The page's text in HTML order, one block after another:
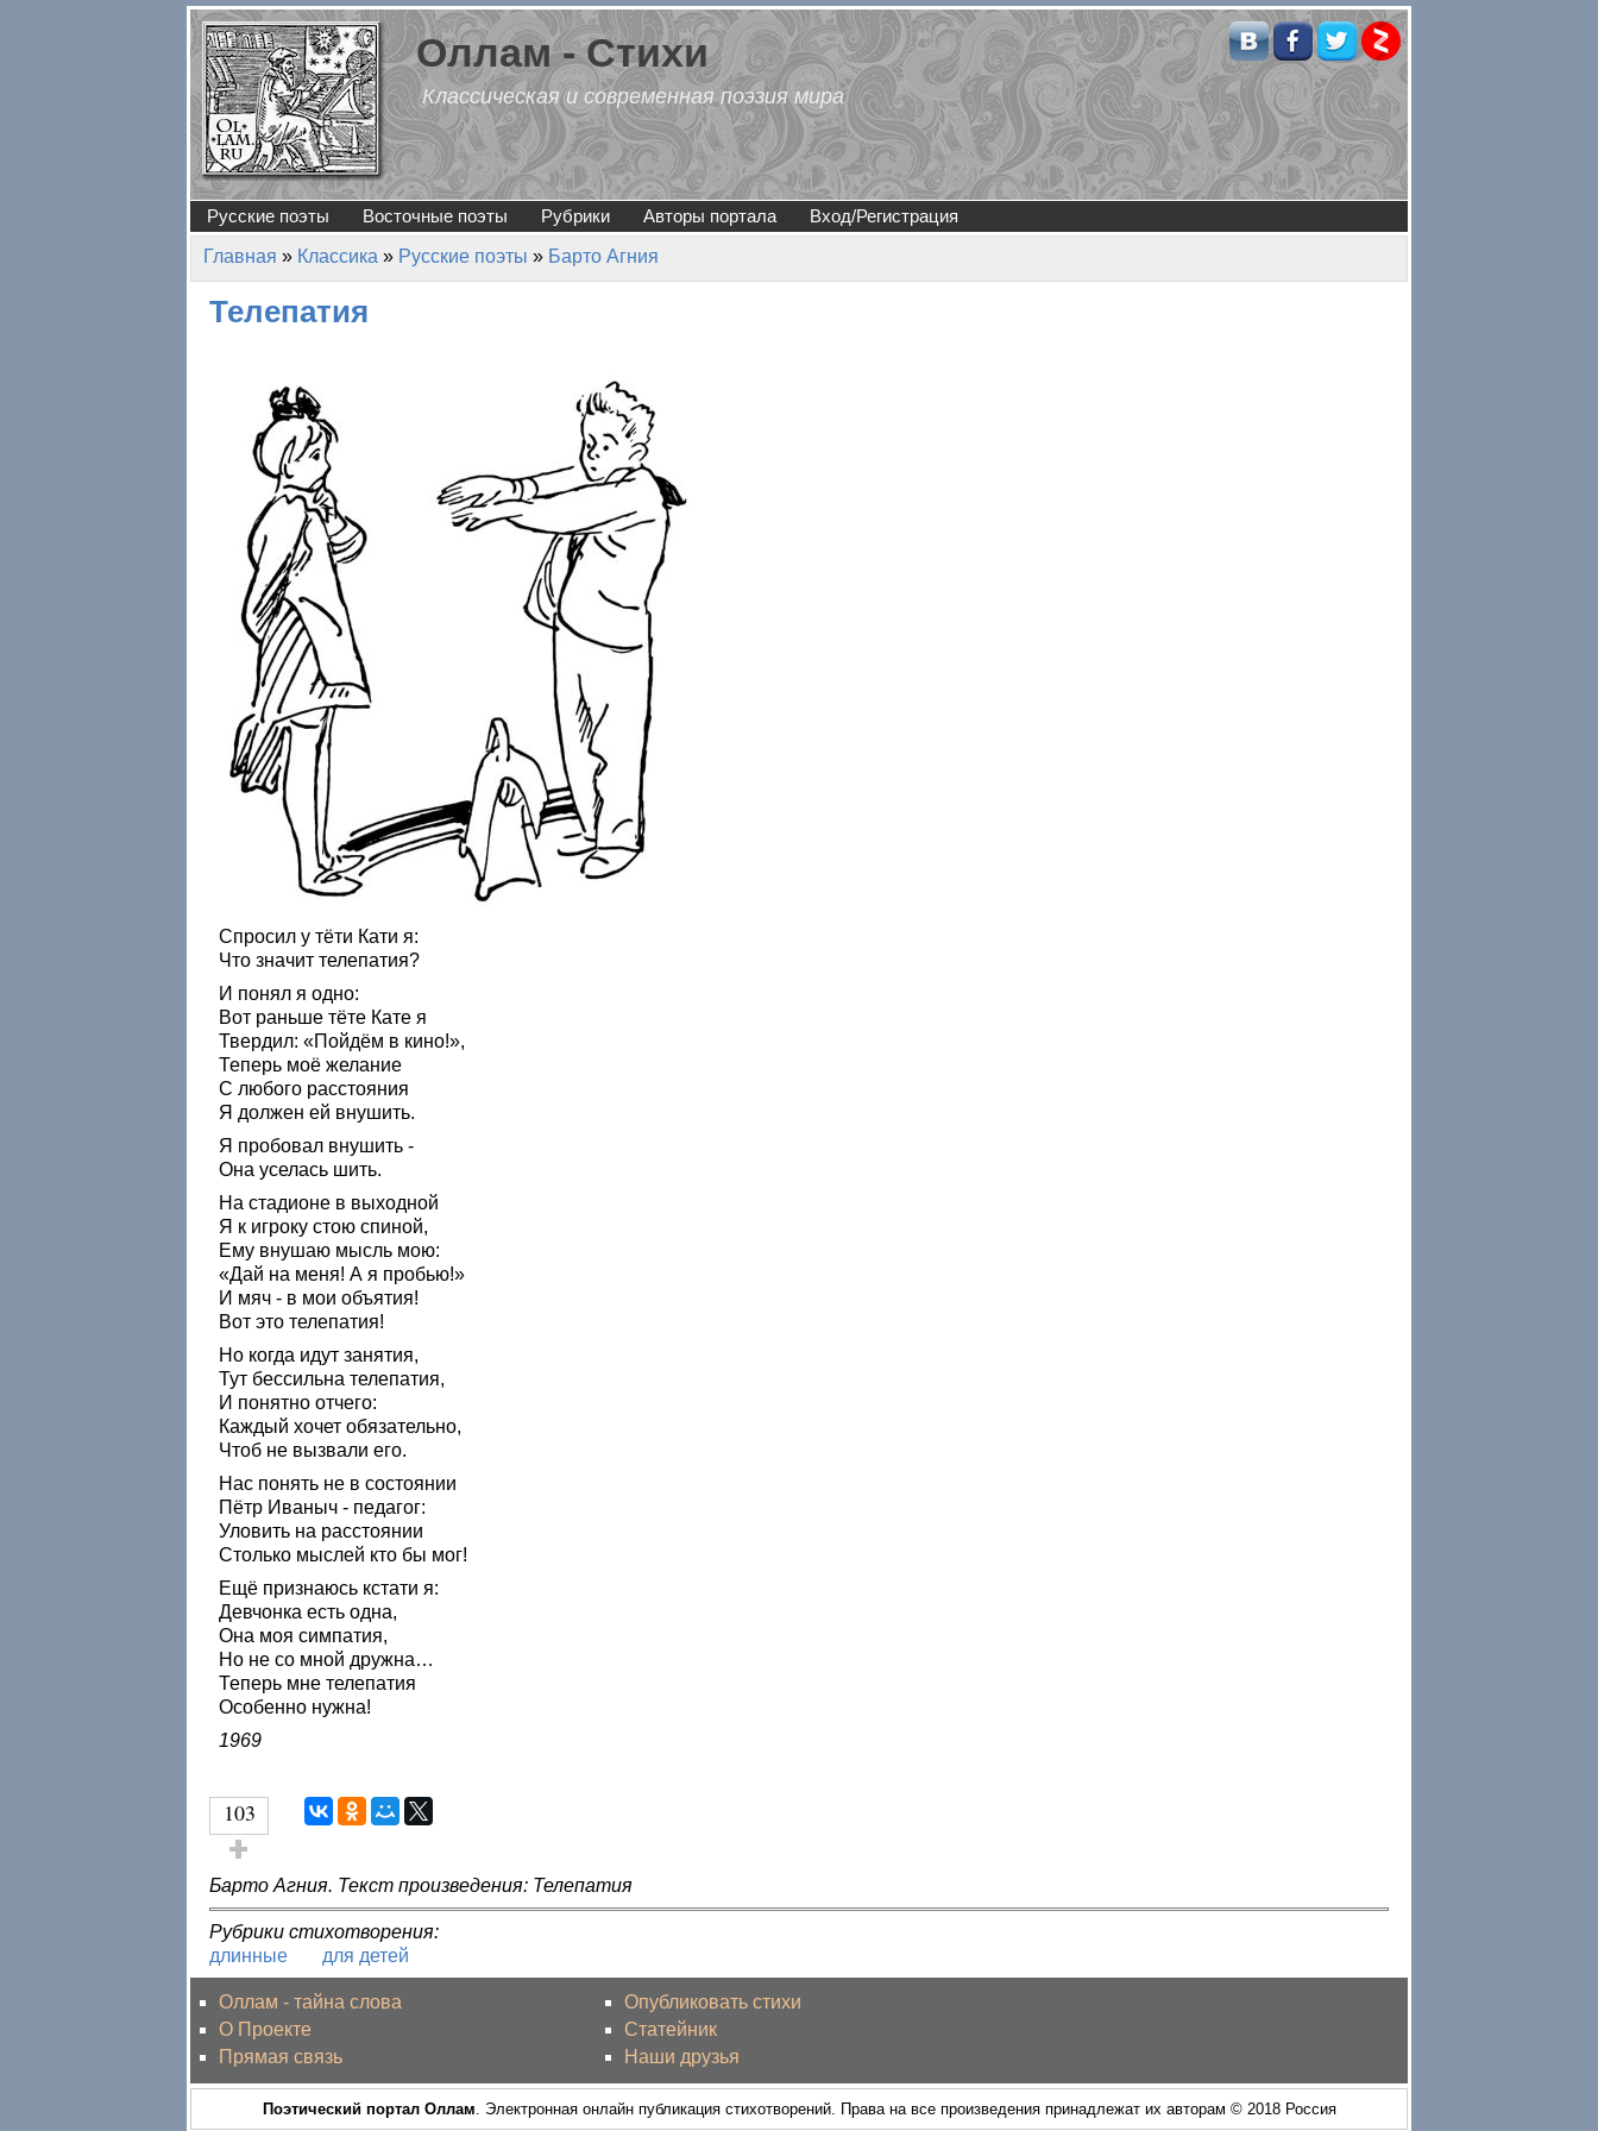
Перейти к основному содержанию
Оллам - Стихи
Классическая и современная поэзия мира
Русские поэты Восточные поэты Рубрики Авторы портала Вход/Регистрация
Вы здесь
Главная » Классика » Русские поэты » Барто Агния
Телепатия
Спросил у тёти Кати я:
Что значит телепатия?
И понял я одно:
Вот раньше тёте Кате я
Твердил: «Пойдём в кино!»,
Теперь моё желание
С любого расстояния
Я должен ей внушить.
Я пробовал внушить -
Она уселась шить.
На стадионе в выходной
Я к игроку стою спиной,
Ему внушаю мысль мою:
«Дай на меня! А я пробью!»
И мяч - в мои объятия!
Вот это телепатия!
Но когда идут занятия,
Тут бессильна телепатия,
И понятно отчего:
Каждый хочет обязательно,
Чтоб не вызвали его.
Нас понять не в состоянии
Пётр Иваныч - педагог:
Уловить на расстоянии
Столько мыслей кто бы мог!
Ещё признаюсь кстати я:
Девчонка есть одна,
Она моя симпатия,
Но не со мной дружна…
Теперь мне телепатия
Особенно нужна!
1969
103
Голос за!
Барто Агния. Текст произведения: Телепатия
Рубрики стихотворения:
длинные
для детей
Оллам - тайна слова
О Проекте
Прямая связь
Опубликовать стихи
Статейник
Наши друзья
Поэтический портал Оллам . Электронная онлайн публикация стихотворений. Права на все произведения принадлежат их авторам © 2018 Россия